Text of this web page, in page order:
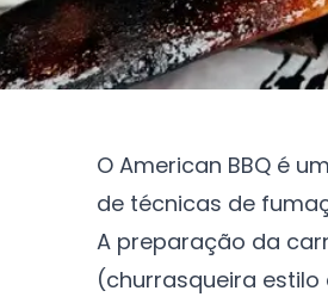
O American BBQ é
de técnicas de
A preparação da
(churrasqueira